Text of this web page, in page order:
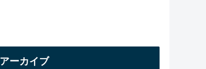
アーカイブ